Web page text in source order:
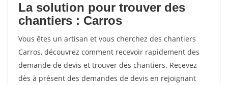
La solution pour trouver des
chantiers : Carros
Vous êtes un artisan et vous cherchez des chantiers
Carros, découvrez comment recevoir rapidement des
demande de devis et trouver des chantiers. Recevez
dès à présent des demandes de devis en rejoignant